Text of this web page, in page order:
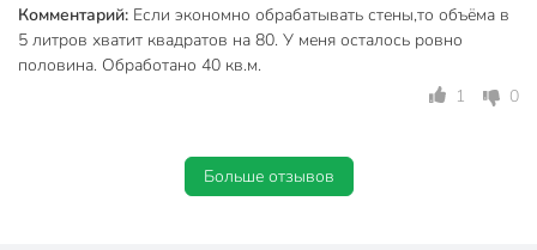
для дверей
для заборов
для окон
Комментарий: Если экономно обрабатывать стены,то объёма в
5 литров хватит квадратов на 80. У меня осталось ровно
половина. Обработано 40 кв.м.
1
0
Больше отзывов